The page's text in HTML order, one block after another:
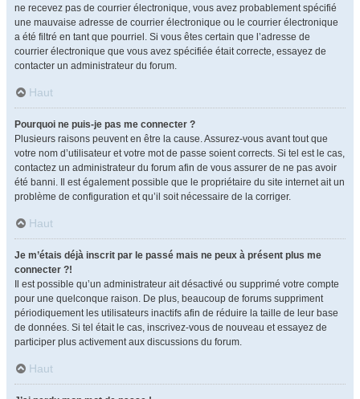
ne recevez pas de courrier électronique, vous avez probablement spécifié
une mauvaise adresse de courrier électronique ou le courrier électronique
a été filtré en tant que pourriel. Si vous êtes certain que l’adresse de
courrier électronique que vous avez spécifiée était correcte, essayez de
contacter un administrateur du forum.
Haut
Pourquoi ne puis-je pas me connecter ?
Plusieurs raisons peuvent en être la cause. Assurez-vous avant tout que
votre nom d’utilisateur et votre mot de passe soient corrects. Si tel est le cas,
contactez un administrateur du forum afin de vous assurer de ne pas avoir
été banni. Il est également possible que le propriétaire du site internet ait un
problème de configuration et qu’il soit nécessaire de la corriger.
Haut
Je m’étais déjà inscrit par le passé mais ne peux à présent plus me
connecter ?!
Il est possible qu’un administrateur ait désactivé ou supprimé votre compte
pour une quelconque raison. De plus, beaucoup de forums suppriment
périodiquement les utilisateurs inactifs afin de réduire la taille de leur base
de données. Si tel était le cas, inscrivez-vous de nouveau et essayez de
participer plus activement aux discussions du forum.
Haut